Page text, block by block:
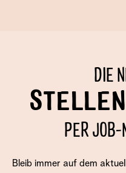
DIE
PER JOB-
Bleib immer auf dem